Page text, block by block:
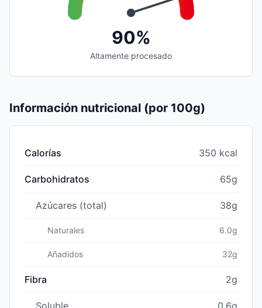
90%
Altamente procesado
Información nutricional (por 100g)
Calorías 350 kcal
Carbohidratos 65g
Azúcares (total) 38g
Naturales 6.0g
Añadidos 32g
Fibra 2g
Soluble 0.6g